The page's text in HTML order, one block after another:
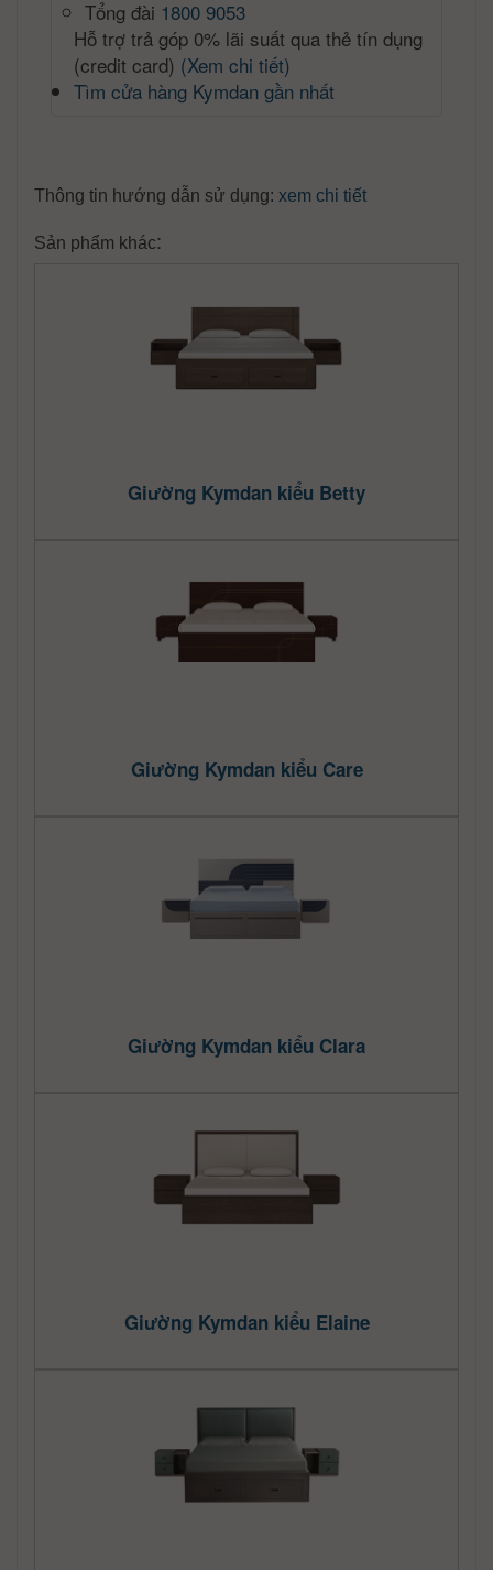
Tổng đài 1800 9053
Hỗ trợ trả góp 0% lãi suất qua thẻ tín dụng
(credit card) (Xem chi tiết)
Tìm cửa hàng Kymdan gần nhất
Thông tin hướng dẫn sử dụng: xem chi tiết
Sản phẩm khác:
Giường Kymdan kiểu Betty
Giường Kymdan kiểu Care
Giường Kymdan kiểu Clara
Giường Kymdan kiểu Elaine